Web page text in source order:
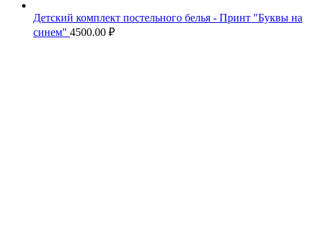
Детский комплект постельного белья - Принт "Буквы на
синем" 4500.00 ₽